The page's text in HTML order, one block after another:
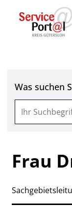
Zum Hauptinhalt
Zum Hauptinhalt
Was suchen
Frau